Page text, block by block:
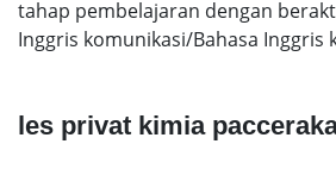
tahap pembelajaran dengan
Inggris komunikasi/Bahasa Inggris
les privat kimia